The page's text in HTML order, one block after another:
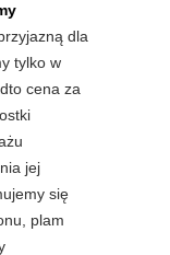
dla
tylko w
cena za
jej
się
plam